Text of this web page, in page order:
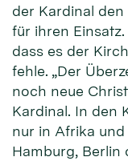
der Kardinal
für ihren
dass es der
fehle. „Der
noch neue
Kardinal. In den
nur in Afrika
Hamburg, Berlin